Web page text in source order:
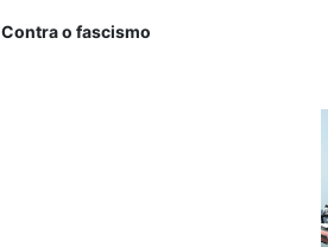
Contra o fascismo